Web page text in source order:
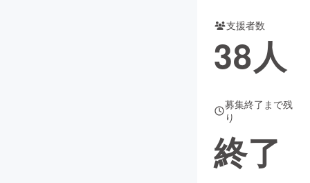
支援者数
38人
募集終了まで残
り
終了